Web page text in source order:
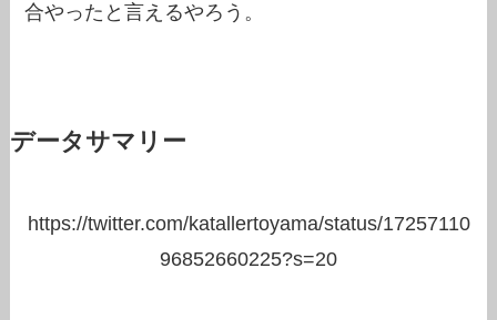
合やったと言えるやろう。
データサマリー
https://twitter.com/katallertoyama/status/17257110
96852660225?s=20